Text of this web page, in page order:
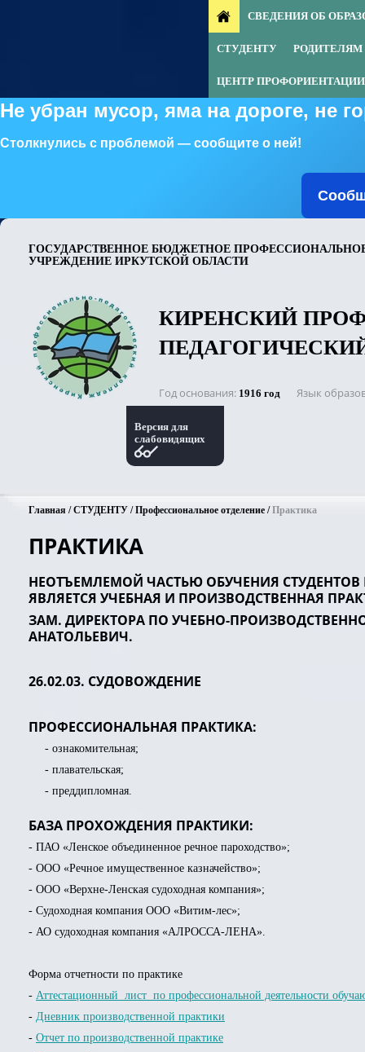
Не убран мусор, яма на дороге, не
Столкнулись с проблемой — сообщите о ней!
СВЕДЕНИЯ ОБ
СТУДЕНТУ РОДИТЕЛЯМ
ЦЕНТР ПРОФОРИЕНТАЦИИ
ГОСУДАРСТВЕННОЕ БЮДЖЕТНОЕ ПРОФЕССИОНАЛЬНОЕ
УЧРЕЖДЕНИЕ ИРКУТСКОЙ ОБЛАСТИ
КИРЕНСКИЙ
Год основания 1916 год Язык
Версия для
слабовидящих
Главная СТУДЕНТУ Профессиональное отделение Практика
ПРАКТИКА
НЕОТЪЕМЛЕМОЙ ЧАСТЬЮ ОБУЧЕНИЯ
ЯВЛЯЕТСЯ УЧЕБНАЯ И ПРОИЗВОДСТВЕННАЯ
ЗАМ. ДИРEКТОРА ПО УЧЕБНО-
АНАТОЛЬЕВИЧ.
26.02.03. CУДОВОЖДЕНИЕ
ПРОФЕССИОНАЛЬНАЯ ПРАКТИКА:
- ознакомительная;
- плавательская;
- преддипломная.
БАЗА ПРОХОЖДЕНИЯ ПРАКТИКИ:
- ПАО «Ленское объединенное речное пароходство»;
- ООО «Речное имущественное казначейство»;
- ООО «Верхне-Ленская судоходная компания»;
- Судоходная компания ООО «Витим-лес»;
- АО судоходная компания «АЛРОССА-ЛЕНА».
Форма отчетности по практике
- Аттестационный лист по профессиональной деятельности
- Дневник производственной практики
- Отчет по производственной практике